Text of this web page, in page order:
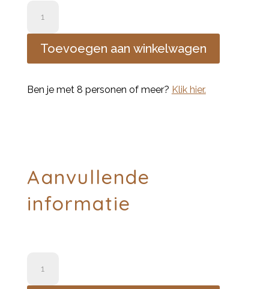
aantal
Toevoegen aan winkelwagen
Ben je met 8 personen of meer? Klik hier.
Aanvullende
informatie